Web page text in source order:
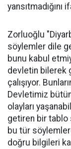
yansıtmadığını
Zorluoğlu
söylemler dile
bunu kabul
devletin bilerek
çalışıyor.
Devletimiz
olayları
getiren bir tablo
bu tür
doğru bilgileri